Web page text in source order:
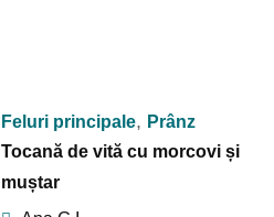
Feluri principale, Prânz
Tocană de vită cu morcovi și
muștar